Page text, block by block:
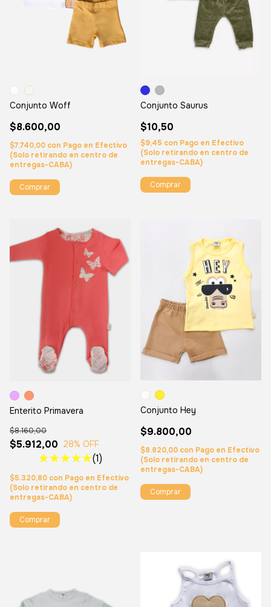
Conjunto Woff
$8.600,00
$7.740,00 con Pago en Efectivo
(Solo retirando en centro de
entregas-CABA)
Comprar
Conjunto Saurus
$10,50
$9,45 con Pago en Efectivo
(Solo retirando en centro de
entregas-CABA)
Comprar
Enterito Primavera
$5.912,00
$8.160,00
28% OFF
(1)
$5.320,80 con Pago en Efectivo
(Solo retirando en centro de
entregas-CABA)
Comprar
Conjunto Hey
$9.800,00
$8.820,00 con Pago en Efectivo
(Solo retirando en centro de
entregas-CABA)
Comprar